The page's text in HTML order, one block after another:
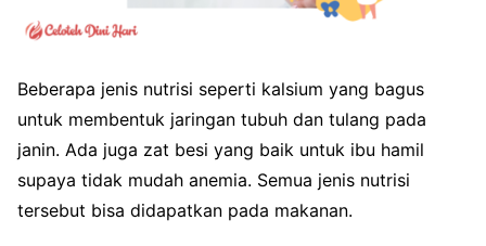
Beberapa jenis nutrisi seperti kalsium yang bagus
untuk membentuk jaringan tubuh dan tulang pada
janin. Ada juga zat besi yang baik untuk ibu hamil
supaya tidak mudah anemia. Semua jenis nutrisi
tersebut bisa didapatkan pada makanan.